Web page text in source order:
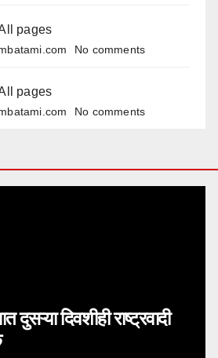
pages
No comments
pages
No comments
दुसऱ्या दिवशीही राष्ट्रवादी